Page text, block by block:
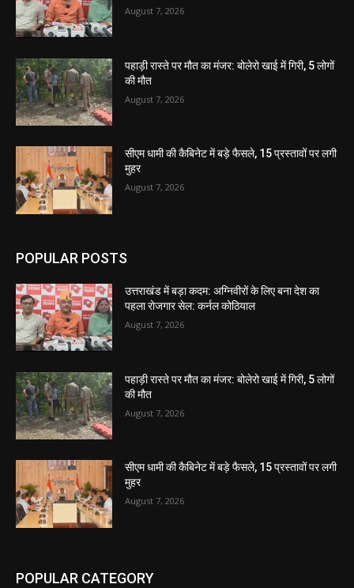
August 7, 2026
पहाड़ी रास्ते पर मौत का मंजर: बोलेरो खाई में गिरी, 5 लोगों
की मौत
August 7, 2026
सीएम धामी की कैबिनेट में बड़े फैसले, 15 प्रस्तावों पर लगी
मुहर
August 7, 2026
POPULAR POSTS
उत्तराखंड में बड़ा कदम: अग्निवीरों के लिए बना देश का
पहला रोजगार सेल: कर्नल कोठियाल
August 7, 2026
पहाड़ी रास्ते पर मौत का मंजर: बोलेरो खाई में गिरी, 5 लोगों
की मौत
August 7, 2026
सीएम धामी की कैबिनेट में बड़े फैसले, 15 प्रस्तावों पर लगी
मुहर
August 7, 2026
POPULAR CATEGORY